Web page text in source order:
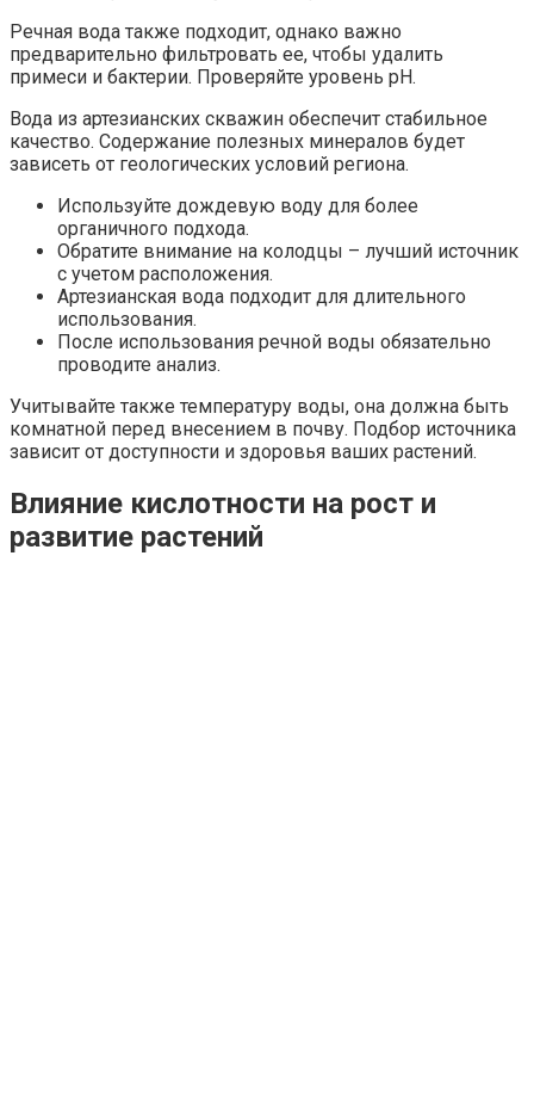
Речная вода также подходит, однако важно
предварительно фильтровать ее, чтобы удалить
примеси и бактерии. Проверяйте уровень pH.
Вода из артезианских скважин обеспечит стабильное
качество. Содержание полезных минералов будет
зависеть от геологических условий региона.
Используйте дождевую воду для более
органичного подхода.
Обратите внимание на колодцы – лучший источник
с учетом расположения.
Артезианская вода подходит для длительного
использования.
После использования речной воды обязательно
проводите анализ.
Учитывайте также температуру воды, она должна быть
комнатной перед внесением в почву. Подбор источника
зависит от доступности и здоровья ваших растений.
Влияние кислотности на рост и
развитие растений